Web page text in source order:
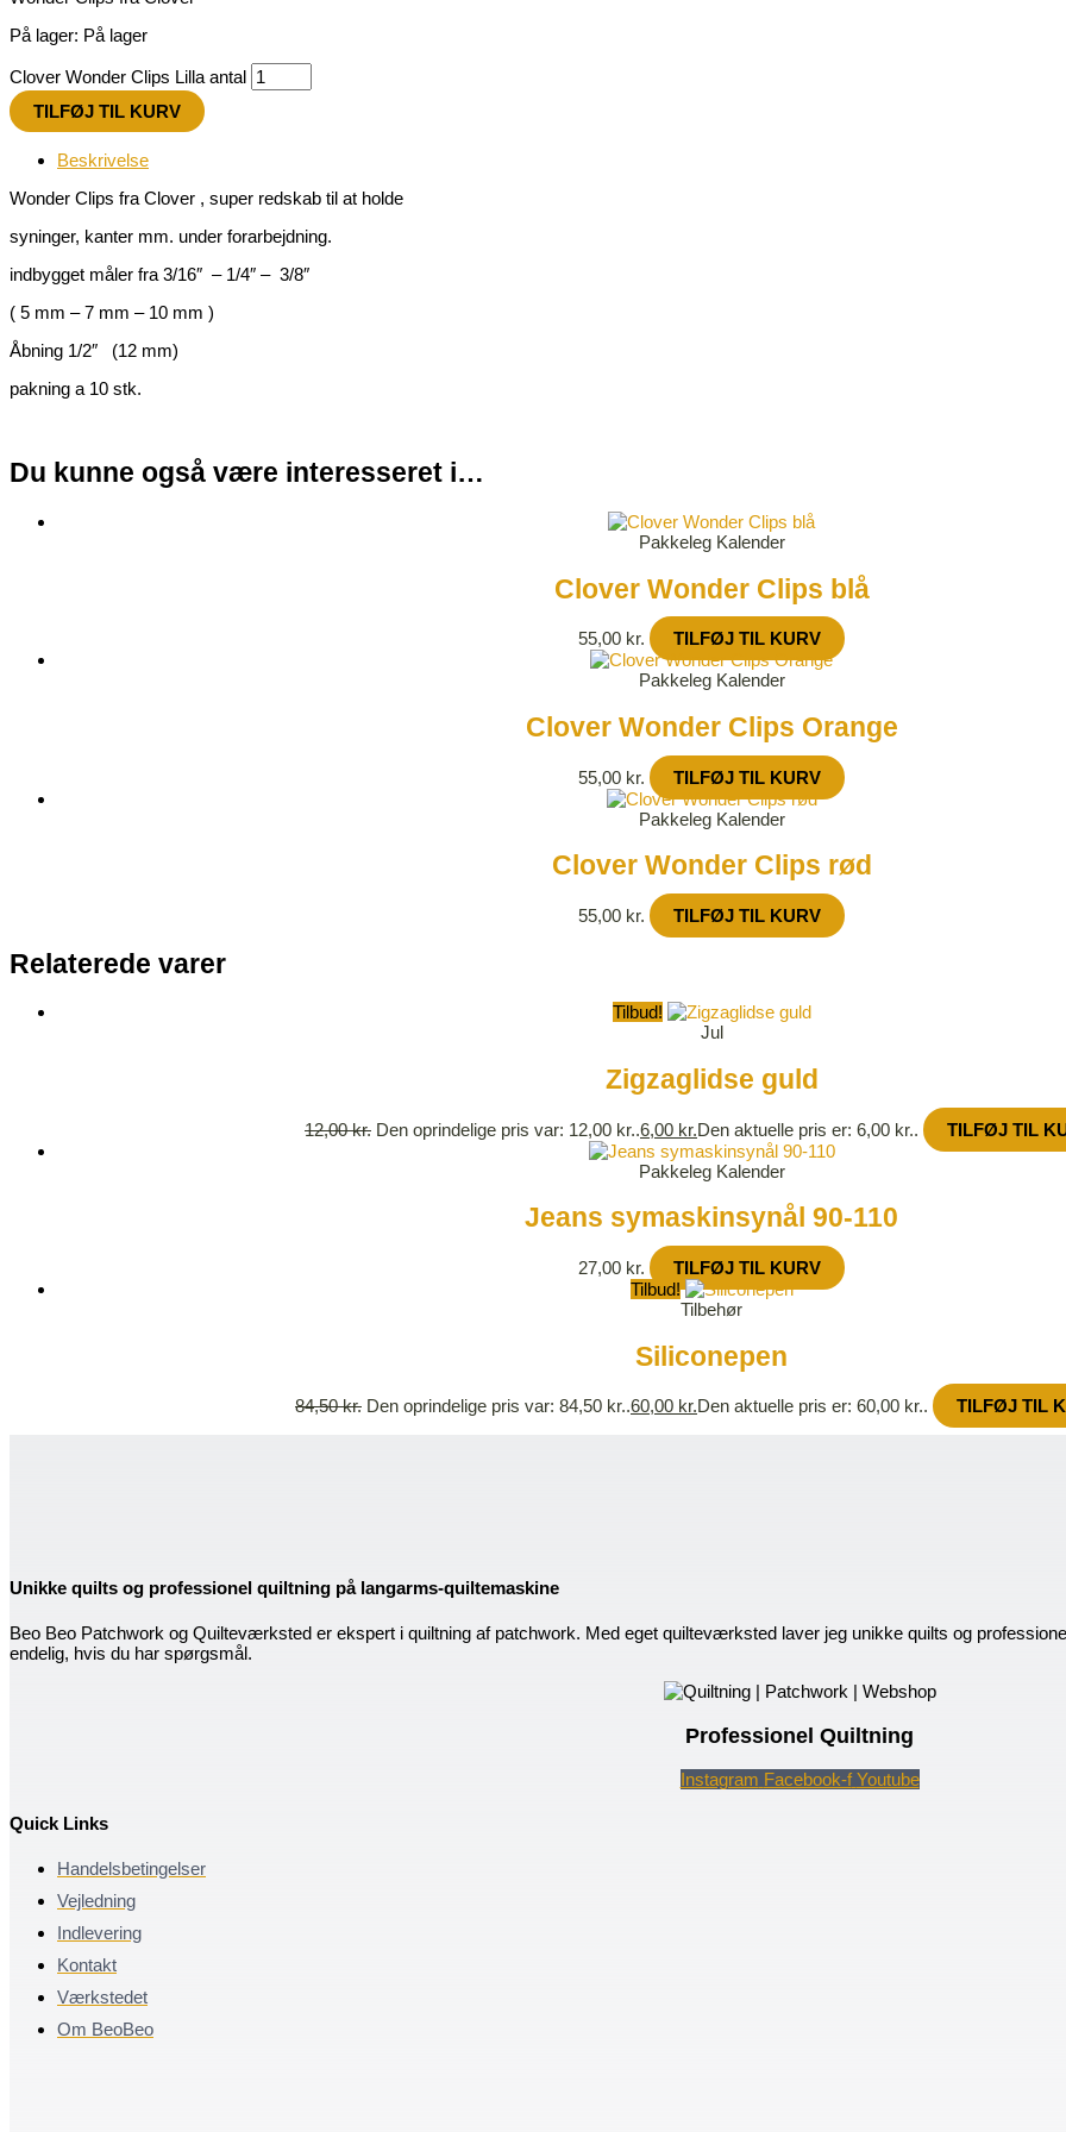
På lager: På lager
Clover Wonder Clips Lilla antal
TILFØJ TIL KURV
Beskrivelse
Wonder Clips fra Clover , super redskab til at holde
syninger, kanter mm. under forarbejdning.
indbygget måler fra 3/16″ – 1/4″ – 3/8″
( 5 mm – 7 mm – 10 mm )
Åbning 1/2″ (12 mm)
pakning a 10 stk.
Du kunne også være interesseret i…
Pakkeleg Kalender
Clover Wonder Clips blå
55,00 kr. TILFØJ TIL KURV
Pakkeleg Kalender
Clover Wonder Clips Orange
55,00 kr. TILFØJ TIL KURV
Pakkeleg Kalender
Clover Wonder Clips rød
55,00 kr. TILFØJ TIL KURV
Relaterede varer
Tilbud!
Jul
Zigzaglidse guld
12,00kr. Den oprindelige pris var: 12,00 kr..6,00 kr.Den aktuelle pris er: 6,00 kr.. TILFØJ TIL
Pakkeleg Kalender
Jeans symaskinsynål 90-110
27,00 kr.
TILFØJ TIL KURV
Tilbud!
Tilbehør
Siliconepen
84,50kr. Den oprindelige pris var: 84,50 kr..60,00 kr.Den aktuelle pris er: 60,00 kr.. TILFØJ TIL
Unikke quilts og professionel quiltning på langarms-quiltemaskine
Beo Beo Patchwork og Quilteværksted er ekspert i quiltning af patchwork. Med eget quilteværksted laver jeg unikke quilts og
endelig, hvis du har spørgsmål.
Professionel Quiltning
Instagram Facebook-f Youtube
Quick Links
Handelsbetingelser
Vejledning
Indlevering
Kontakt
Værkstedet
Om BeoBeo